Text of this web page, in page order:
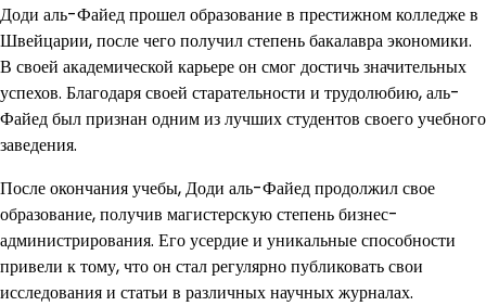
Доди аль-Файед прошел образование в престижном колледже в
Швейцарии, после чего получил степень бакалавра экономики.
В своей академической карьере он смог достичь значительных
успехов. Благодаря своей старательности и трудолюбию, аль-
Файед был признан одним из лучших студентов своего учебного
заведения.
После окончания учебы, Доди аль-Файед продолжил свое
образование, получив магистерскую степень бизнес-
администрирования. Его усердие и уникальные способности
привели к тому, что он стал регулярно публиковать свои
исследования и статьи в различных научных журналах.